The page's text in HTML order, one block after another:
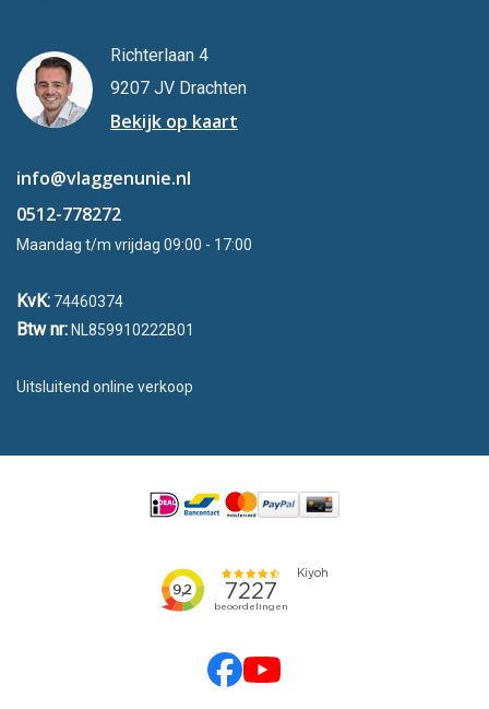
Richterlaan 4
9207 JV Drachten
Bekijk op kaart
info@vlaggenunie.nl
0512-778272
Maandag t/m vrijdag 09:00 - 17:00
KvK: 74460374
Btw nr: NL859910222B01
Uitsluitend online verkoop